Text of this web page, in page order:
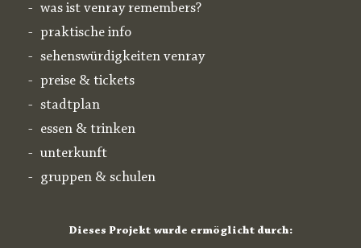
was ist venray remembers?
praktische info
sehenswürdigkeiten venray
preise & tickets
stadtplan
essen & trinken
unterkunft
gruppen & schulen
Dieses Projekt wurde ermöglicht durch: